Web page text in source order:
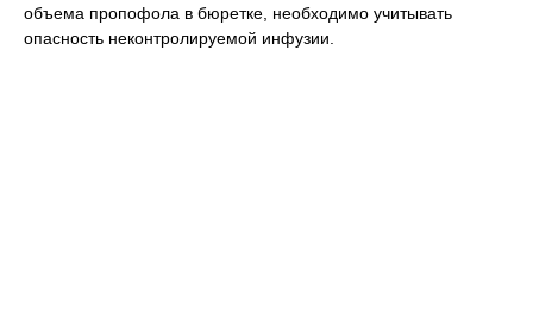
объема пропофола в бюретке, необходимо учитывать
опасность неконтролируемой инфузии.